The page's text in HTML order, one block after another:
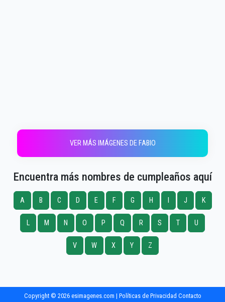
VER MÁS IMÁGENES DE FABIO
Encuentra más nombres de cumpleaños aquí
A B C D E F G H J K
L M N O P Q R S T U
V W X Y Z
Copyright © 2026 esimagenes.com | Políticas de Privacidad Contacto